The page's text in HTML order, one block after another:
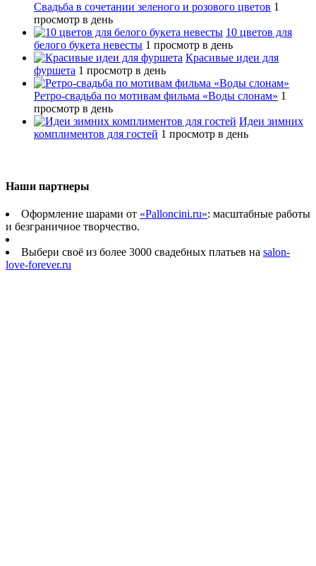
Свадьба в сочетании зеленого и розового цветов 1
просмотр в день
10 цветов для
белого букета невесты 1 просмотр в день
Красивые идеи для
фуршета 1 просмотр в день
Ретро-свадьба по мотивам фильма «Воды слонам» 1
просмотр в день
Идеи зимних
комплиментов для гостей 1 просмотр в день
Наши партнеры
Оформление шарами от «Palloncini.ru»: масштабные работы
и безграничное творчество.
Выбери своё из более 3000 свадебных платьев на salon-
love-forever.ru